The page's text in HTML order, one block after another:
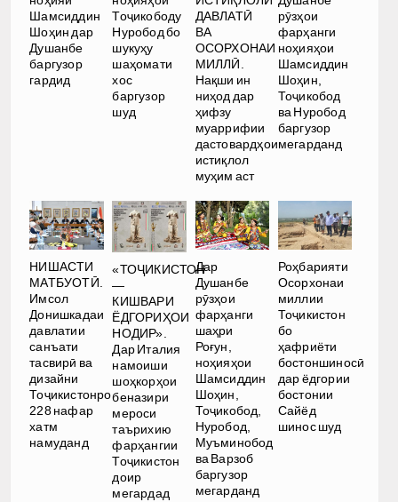
Шамсиддин
Шоҳин дар
Душанбе
баргузор
гардид
Тоҷикободу
Нуробод бо
шукуҳу
шаҳомати
хос
баргузор
шуд
ДАВЛАТӢ
ВА
ОСОРХОНАИ
МИЛЛӢ.
Нақши ин
ниҳод дар
ҳифзу
муаррифии
дастовардҳои
истиқлол
муҳим аст
рӯзҳои
фарҳанги
ноҳияҳои
Шамсиддин
Шоҳин,
Тоҷикобод
ва Нуробод
баргузор
мегарданд
НИШАСТИ
МАТБУОТӢ.
Имсол
Донишкадаи
давлатии
санъати
тасвирӣ ва
дизайни
Тоҷикистонро
228 нафар
хатм
намуданд
«ТОҶИКИСТОН
—
КИШВАРИ
ЁДГОРИҲОИ
НОДИР».
Дар Италия
намоиши
шоҳкорҳои
беназири
мероси
таърихию
фарҳангии
Тоҷикистон
доир
мегардад
Дар
Душанбе
рӯзҳои
фарҳанги
шаҳри
Роғун,
ноҳияҳои
Шамсиддин
Шоҳин,
Тоҷикобод,
Нуробод,
Муъминобод
ва Варзоб
баргузор
мегарданд
Роҳбарияти
Осорхонаи
миллии
Тоҷикистон
бо
ҳафриёти
бостоншиносӣ
дар ёдгории
бостонии
Сайёд
шинос шуд